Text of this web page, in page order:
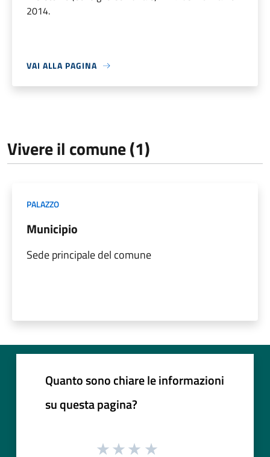
2014.
VAI ALLA PAGINA
Vivere il comune (1)
PALAZZO
Municipio
Sede principale del comune
Quanto sono chiare le informazioni
su questa pagina?